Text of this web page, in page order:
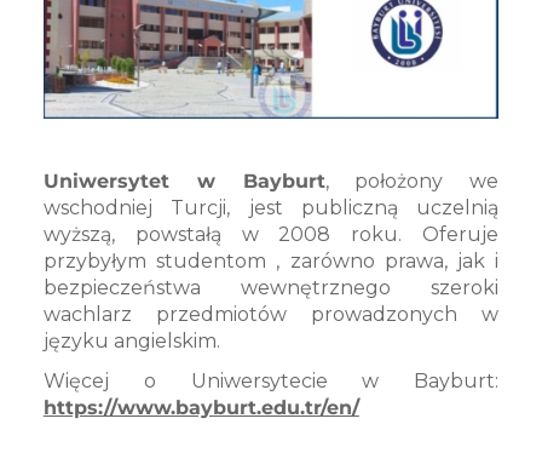
Uniwersytet w Bayburt, położony we
wschodniej Turcji, jest publiczną uczelnią
wyższą, powstałą w 2008 roku. Oferuje
przybyłym studentom , zarówno prawa, jak i
bezpieczeństwa wewnętrznego szeroki
wachlarz przedmiotów prowadzonych w
języku angielskim.
Więcej o Uniwersytecie w Bayburt:
https://www.bayburt.edu.tr/en/